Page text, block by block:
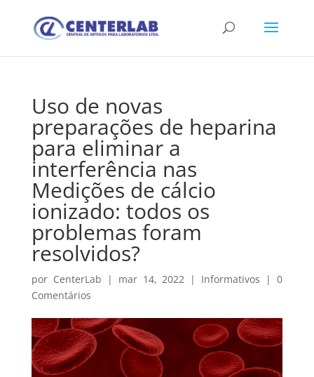
Uso de novas
preparações de heparina
para eliminar a
interferência nas
Medições de cálcio
ionizado: todos os
problemas foram
resolvidos?
por CenterLab | mar 14, 2022 | Informativos |0
Comentários